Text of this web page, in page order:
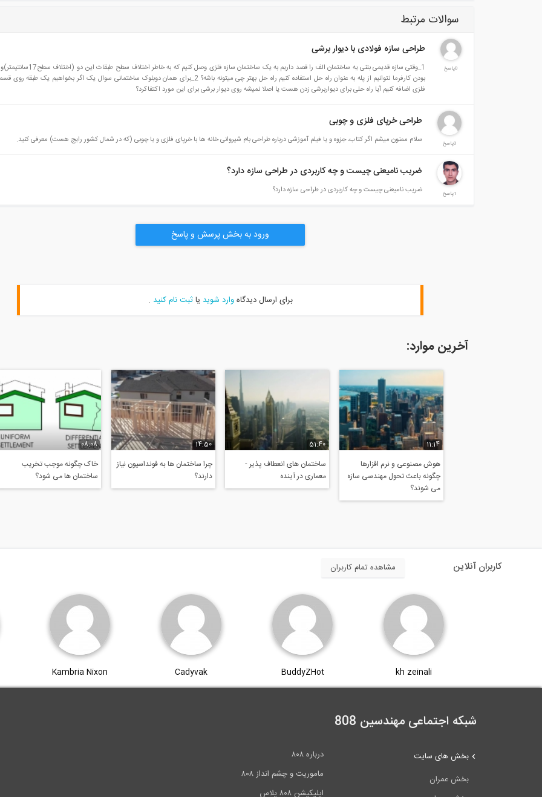
سوالات مرتبط
0پاسخ
طراحی سازه فولادی با دیوار برشی
1_وقتی سازه قدیمی بتنی یه ساختمان الف را قصد داریم به یک ساختمان سازه فلزی وصل
بودن کارفرما نتوانیم از پله به عنوان راه حل استفاده کنیم راه حل بهتر چی میتونه باشه؟ 2_برای همان دوبلوک ساختمانی سوال یک اگر بخواهیم یک
فلزی اضافه کنیم آیا راه حلی برای دیواربرشی زدن هست یا اصلا نمیشه روی دیوار برشی برای این مورد اکتفاکرد؟
0پاسخ
طراحی خرپای فلزی و چوبی
سلام ممنون میشم اگر کتاب، جزوه و یا فیلم آموزشی درباره طراحی بام شیروانی خانه ها با خرپای فلزی و یا چوبی (که در شمال کشور رایج هست) معرفی کنید.
1پاسخ
ضریب نامیعنی چیست و چه کاربردی در طراحی سازه دارد؟
ضریب نامیعنی چیست و چه کاربردی در طراحی سازه دارد؟
ورود به بخش پرسش و پاسخ
برای ارسال دیدگاهوارد شوید یاثبت نام کنید .
آخرین موارد:
11:14
هوش مصنوعی و نرم افزارها
چگونه باعث تحول مهندسی سازه
می شوند؟
51:40
ساختمان های انعطاف پذیر -
معماری در آینده
14:50
چرا ساختمان ها به فونداسیون نیاز
دارند؟
08:08
خاک چگونه موجب تخریب
ساختمان ها می شود؟
کاربران آنلاین مشاهده تمام کاربران
kh zeinali
BuddyZHot
Cadyvak
Kambria Nixon
شبکه اجتماعی مهندسین 808
درباره ۸۰۸
ماموریت و چشم انداز ۸۰۸
اپلیکیشن ۸۰۸ پلاس
بخش های سایت
بخش عمران